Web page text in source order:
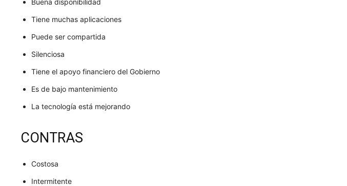
Tiene muchas aplicaciones
Puede ser compartida
Silenciosa
Tiene el apoyo financiero del Gobierno
Es de bajo mantenimiento
La tecnología está mejorando
CONTRAS
Costosa
Intermitente